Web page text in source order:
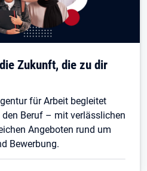
Zukunft, die zu dir
für Arbeit begleitet
Beruf – mit verlässlichen
Angeboten rund um
Bewerbung.